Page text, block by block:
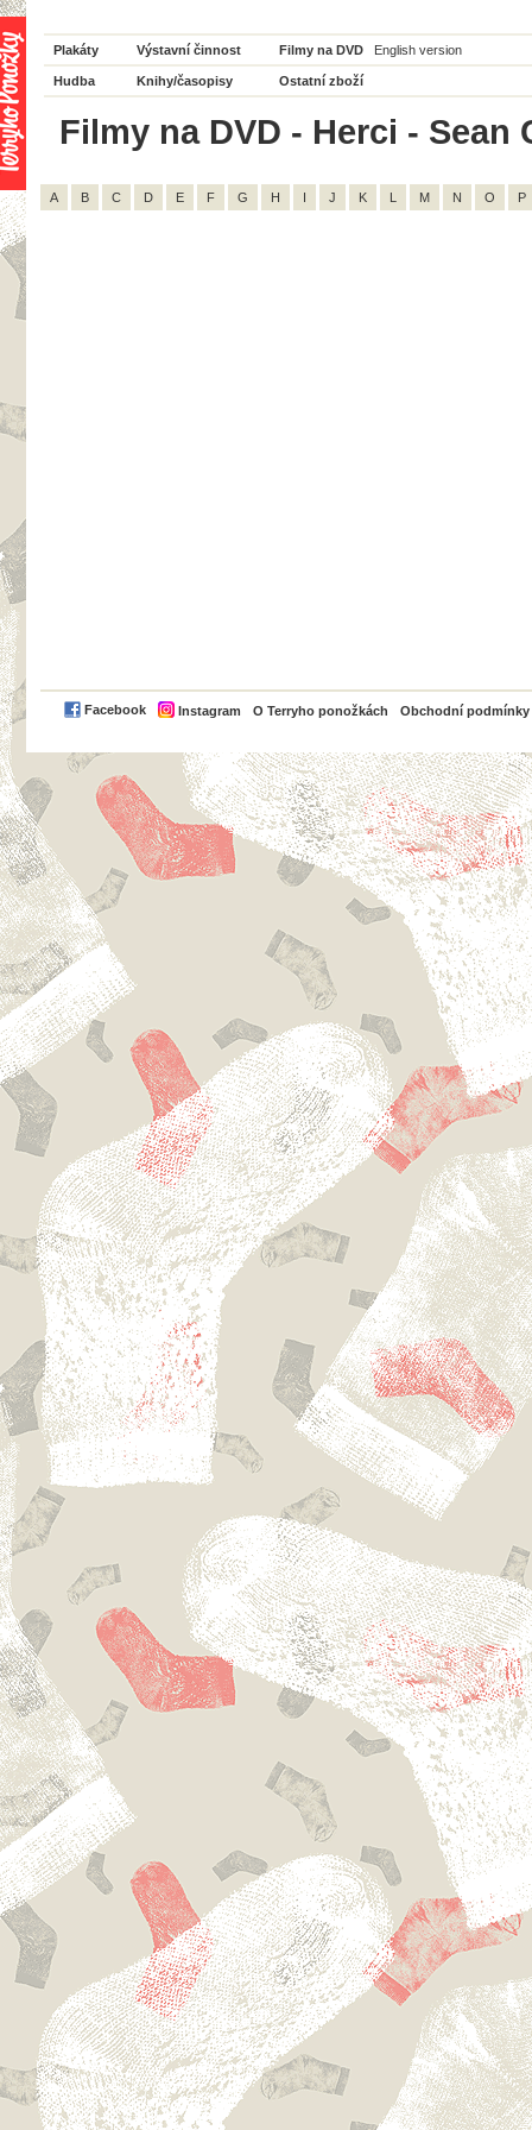
Plakáty Výstavní činnost Filmy na DVD English version
Hudba Knihy/časopisy Ostatní zboží
Filmy na DVD - Herci - Sean
A B C D E F G H I J K L M N O P
Facebook Instagram O Terryho ponožkách Obchodní podmínky
PayPal